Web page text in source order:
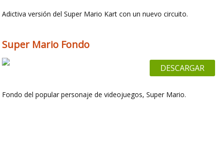
Adictiva versión del Super Mario Kart con un nuevo circuito.
Super Mario Fondo
DESCARGAR
Fondo del popular personaje de videojuegos, Super Mario.